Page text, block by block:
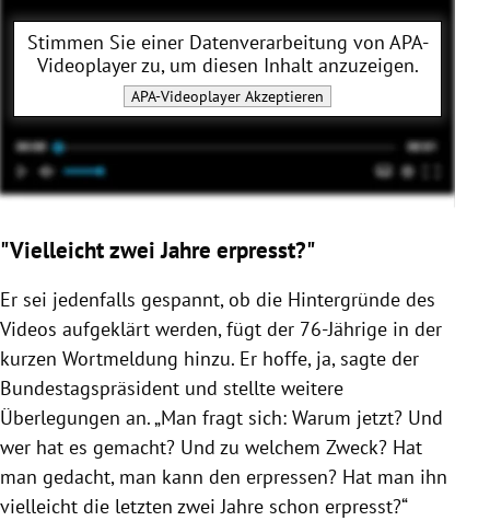
Stimmen Sie einer Datenverarbeitung von APA-
Videoplayerzu, um diesen Inhalt anzuzeigen.
APA-Videoplayer Akzeptieren
"Vielleicht zwei Jahre erpresst?"
Er sei jedenfalls gespannt, ob die Hintergründe des
Videos aufgeklärt werden, fügt der 76-Jährige in der
kurzen Wortmeldung hinzu. Er hoffe, ja, sagte der
Bundestagspräsident und stellte weitere
Überlegungen an. „Man fragt sich: Warum jetzt? Und
wer hat es gemacht? Und zu welchem Zweck? Hat
man gedacht, man kann den erpressen? Hat man ihn
vielleicht die letzten zwei Jahre schon erpresst?“